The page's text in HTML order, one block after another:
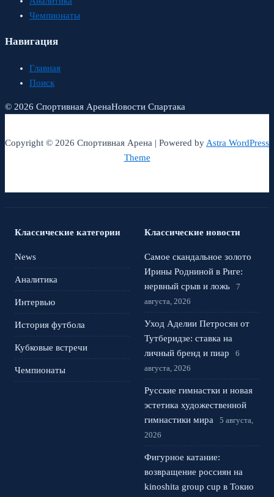
Чемпионаты
Навигация
Главная
Поиск
© 2026 Спортивная АренаНовости Спартака
Copyright © 2026 Спортивная Арена | Powered byAstra WordPress
Theme
Классические категории
News
Аналитика
Интервью
История футбола
Кубковые встречи
Чемпионаты
Классические новости
Самое скандальное золото
Ирины Родниной в Риге:
нервный срыв и ложь
7
августа, 2026
Уход Аделии Петросян от
Тутберидзе: ставка на
личный бренд и пиар
6
августа, 2026
Русские гимнастки и новая
эстетика художественной
гимнастики мира
5 августа,
2026
Фигурное катание:
возвращение россиян на
kinoshita group cup в Токио